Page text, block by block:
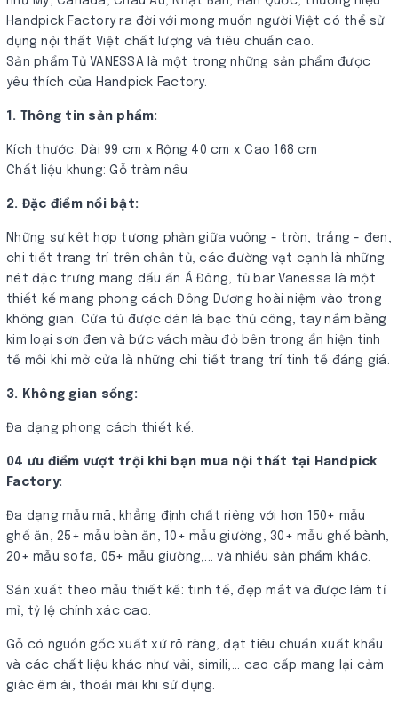
Handpick Factory ra đời với mong muốn người Việt có thể sử
dụng nội thất Việt chất lượng và tiêu chuẩn cao.
Sản phẩm Tủ VANESSA là một trong những sản phẩm được
yêu thích của Handpick Factory.
1. Thông tin sản phẩm:
Kích thước: Dài 99 cm x Rộng 40 cm x Cao 168 cm
Chất liệu khung: Gỗ tràm nâu
2. Đặc điểm nổi bật:
Những sự kêt hợp tương phản giữa vuông - tròn, trắng - đen,
chi tiết trang trí trên chân tủ, các đường vạt cạnh là những
nét đặc trưng mang dấu ấn Á Đông, tủ bar Vanessa là một
thiết kế mang phong cách Đông Dương hoài niệm vào trong
không gian. Cửa tủ được dán lá bạc thủ công, tay nắm bằng
kim loại sơn đen và bức vách màu đỏ bên trong ẩn hiện tinh
tế mỗi khi mở cửa là những chi tiết trang trí tinh tế đáng giá.
3. Không gian sống:
Đa dạng phong cách thiết kế.
04 ưu điểm vượt trội khi bạn mua nội thất tại Handpick
Factory:
Đa dạng mẫu mã, khẳng định chất riêng với hơn 150+ mẫu
ghế ăn, 25+ mẫu bàn ăn, 10+ mẫu giường, 30+ mẫu ghế bành,
20+ mẫu sofa, 05+ mẫu giường,... và nhiều sản phẩm khác.
Sản xuất theo mẫu thiết kế: tinh tế, đẹp mắt và được làm tỉ
mỉ, tỷ lệ chính xác cao.
Gỗ có nguồn gốc xuất xứ rõ ràng, đạt tiêu chuẩn xuất khẩu
và các chất liệu khác như vải, simili,... cao cấp mang lại cảm
giác êm ái, thoải mái khi sử dụng.